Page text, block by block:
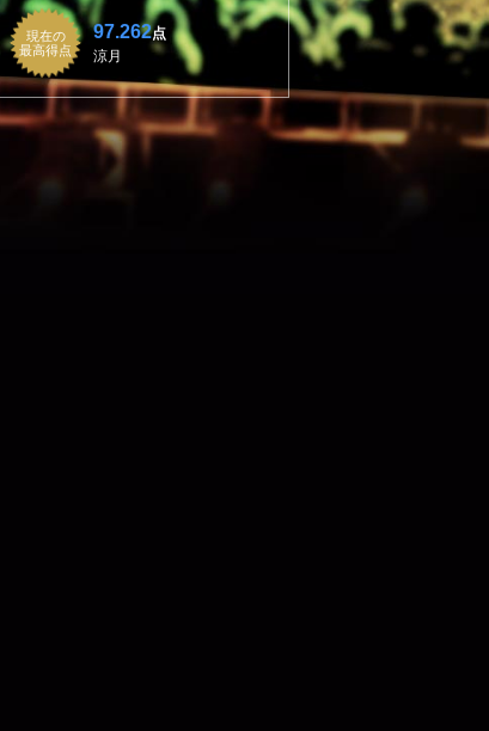
現在の
最高得点
97.262点
涼月